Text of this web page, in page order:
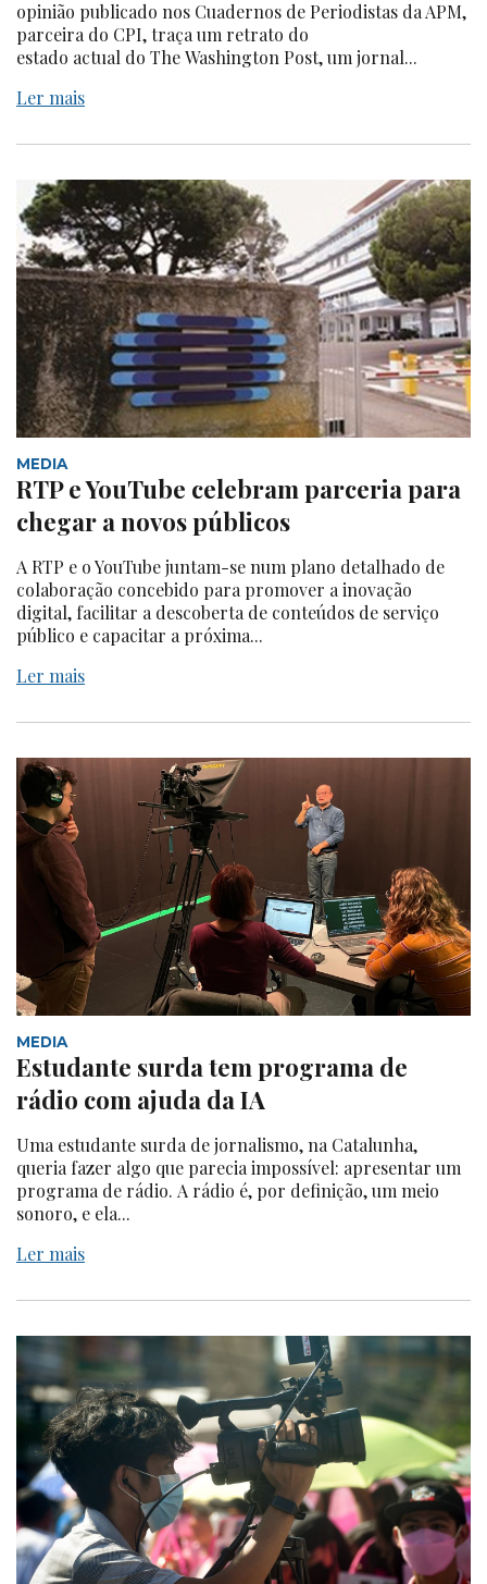
opinião publicado nos Cuadernos de Periodistas da APM,
parceira do CPI, traça um retrato do
estado actual do The Washington Post, um jornal...
Ler mais
MEDIA
RTP e YouTube celebram parceria para
chegar a novos públicos
A RTP e o YouTube juntam-se num plano detalhado de
colaboração concebido para promover a inovação
digital, facilitar a descoberta de conteúdos de serviço
público e capacitar a próxima...
Ler mais
MEDIA
Estudante surda tem programa de
rádio com ajuda da IA
Uma estudante surda de jornalismo, na Catalunha,
queria fazer algo que parecia impossível: apresentar um
programa de rádio. A rádio é, por definição, um meio
sonoro, e ela...
Ler mais